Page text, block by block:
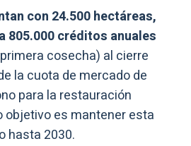
con 24.500 hectáreas,
805.000 créditos anuales
cosecha) al cierre
la cuota de mercado de
para la restauración
es mantener esta
hasta 2030.